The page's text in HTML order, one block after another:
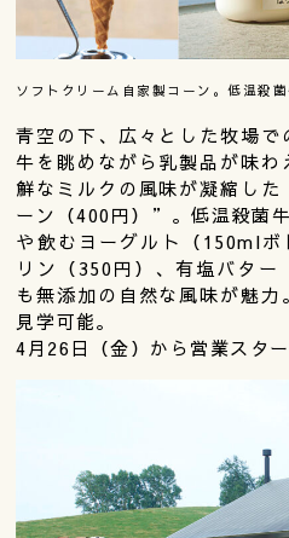
ソフトクリーム自家製コーン。低温殺
青空の下、広々とした牧場
牛を眺めながら乳製品が味
鮮なミルクの風味が凝縮し
ーン（400円）”。低温殺菌
や飲むヨーグルト（150ml
リン（350円）、有塩バター
も無添加の自然な風味が魅
見学可能。
4月26日（金）から営業スター